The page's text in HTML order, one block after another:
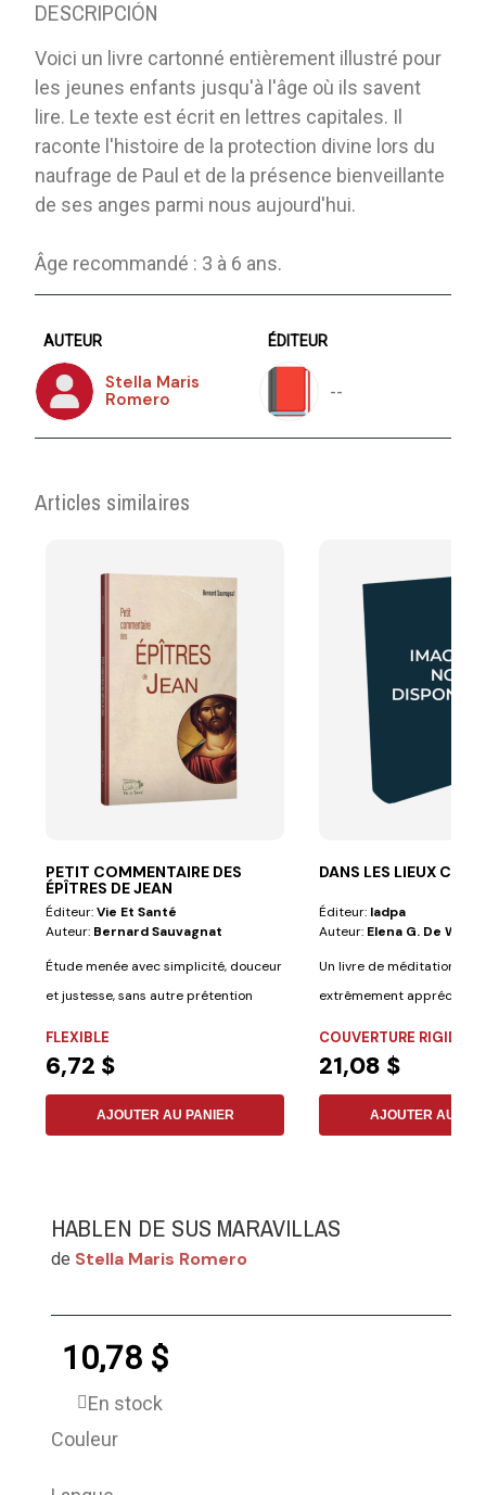
DESCRIPCIÓN
Voici un livre cartonné entièrement illustré pour
les jeunes enfants jusqu'à l'âge où ils savent
lire. Le texte est écrit en lettres capitales. Il
raconte l'histoire de la protection divine lors du
naufrage de Paul et de la présence bienveillante
de ses anges parmi nous aujourd'hui.
Âge recommandé : 3 à 6 ans.
AUTEUR
Stella Maris
Romero
ÉDITEUR
--
Articles similaires
PETIT COMMENTAIRE DES
ÉPÎTRES DE JEAN
Éditeur:Vie Et Santé
Auteur: Bernard Sauvagnat
Étude menée avec simplicité, douceur
et justesse, sans autre prétention
FLEXIBLE
6,72 $
AJOUTER AU PANIER
DANS LES LIEUX
Éditeur: Iadpa
Auteur: Elena G. De White
Un livre de méditation du
extrêmement apprécié
COUVERTURE RIGIDE
21,08 $
AJOUTER AU
HABLEN DE SUS MARAVILLAS
de Stella Maris Romero
10,78 $
En stock
Couleur